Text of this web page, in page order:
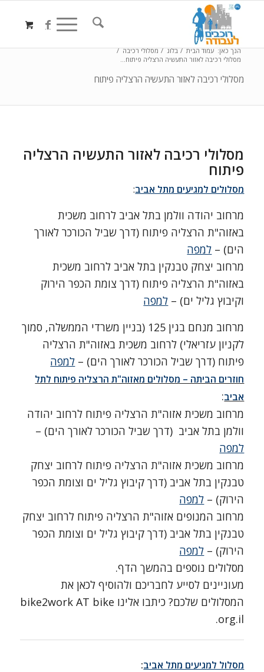
מסלולי רכיבה לאזור התעשיה הרצליה פיתוח
הנך כאן: עמוד הבית / בלוג / מסלולי רכיבה /
מסלולי רכיבה לאזור התעשיה הרצליה פיתוח...
מסלולי רכיבה לאזור התעשיה הרצליה
פיתוח
מסלולים למגיעים מתל אביב:
מרחוב יהודה וולמן בתל אביב לרחוב משכית
באזוה"ת הרצליה פיתוח (דרך שביל הכורכר לאורך
הים) – למפה
מרחוב יצחק טבנקין בתל אביב לרחוב משכית
באזוה"ת הרצליה פיתוח (דרך צומת הכפר הירוק
וקיבוץ גליל ים) – למפה
מרחוב מנחם בגין 125 (בניין משרדי הממשלה, סמוך
לקניון עזריאלי) לרחוב משכית באזוה"ת הרצליה
פיתוח (דרך שביל הכורכר לאורך הים) – למפה
חוזרים הביתה – מסלולים מאזוה"ת הרצליה פיתוח לתל
אביב:
מרחוב משכית אזוה"ת הרצליה פיתוח לרחוב יהודה
וולמן בתל אביב (דרך שביל הכורכר לאורך הים) –
למפה
מרחוב משכית אזוה"ת הרצליה פיתוח לרחוב יצחק
טבנקין בתל אביב (דרך קיבוץ גליל ים וצומת הכפר
הירוק) – למפה
מרחוב המנופים אזוה"ת הרצליה פיתוח לרחוב יצחק
טבנקין בתל אביב (דרך קיבוץ גליל ים וצומת הכפר
הירוק) – למפה
מסלולים נוספים בהמשך הדף.
מעוניינים לסייע לחבריכם ולהוסיף לכאן את
המסלולים שלכם? כיתבו אלינו bike2work AT bike
.org.il
מסלול למגיעים מתל אביב: